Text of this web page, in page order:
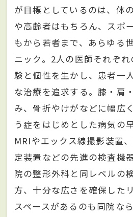
が目標としているのは、体
や高齢者はもちろん、スポ
もから若者まで、あらゆる
ニック。2人の医師それぞ
験と個性を生かし、患者一
な治療を追求する。膝・肩
み、骨折やけがなどに幅広
う症をはじめとした病気の
MRIやエックス線撮影装置
定装置などの先進の検査機
院の整形外科と同レベルの
方、十分な広さを確保した
スペースがあるのも同院な